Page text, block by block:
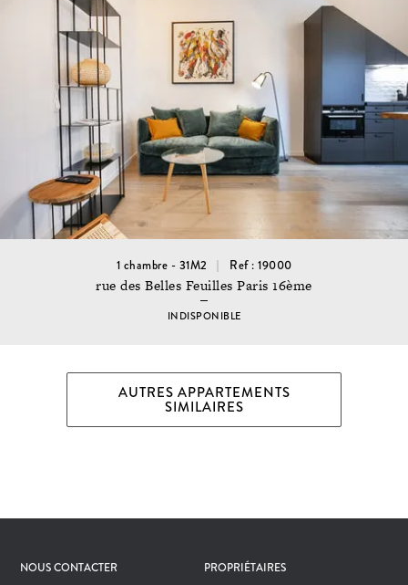
1 chambre - 31M2 Ref : 19000
rue des Belles Feuilles Paris 16ème
INDISPONIBLE
AUTRES APPARTEMENTS
SIMILAIRES
NOUS CONTACTER PROPRIÉTAIRES